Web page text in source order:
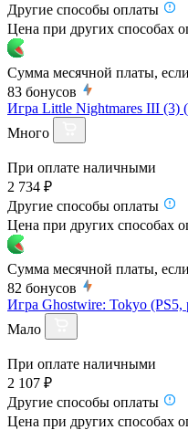
Другие способы оплаты
Цена при других способах
Сумма месячной платы,
83 бонусов
Игра Little Nightmares III (3)
Много
При оплате наличными
2 734 ₽
Другие способы оплаты
Цена при других способах
Сумма месячной платы,
82 бонусов
Игра Ghostwire: Tokyo (PS5,
Мало
При оплате наличными
2 107 ₽
Другие способы оплаты
Цена при других способах